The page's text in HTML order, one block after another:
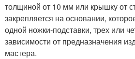
толщиной от 10 мм или крышку от
закрепляется на основании,
одной ножки-подставки, трех или
зависимости от предназначения
мастера.